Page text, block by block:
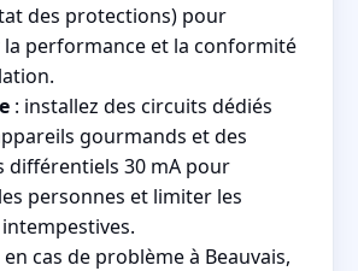
des protections) pour
performance et la conformité
: installez des circuits dédiés
gourmands et des
différentiels 30 mA pour
personnes et limiter les
en cas de problème à Beauvais,